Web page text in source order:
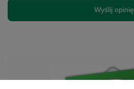
Wyślij opinię